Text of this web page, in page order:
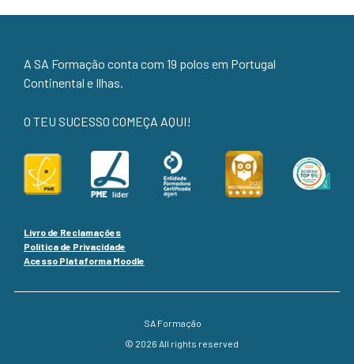
A SA Formação conta com 19 polos em Portugal
Continental e Ilhas.
O TEU SUCESSO COMEÇA AQUI!
Livro de Reclamações
Política de Privacidade
Acesso Plataforma Moodle
SA Formação
© 2026 All rights reserved